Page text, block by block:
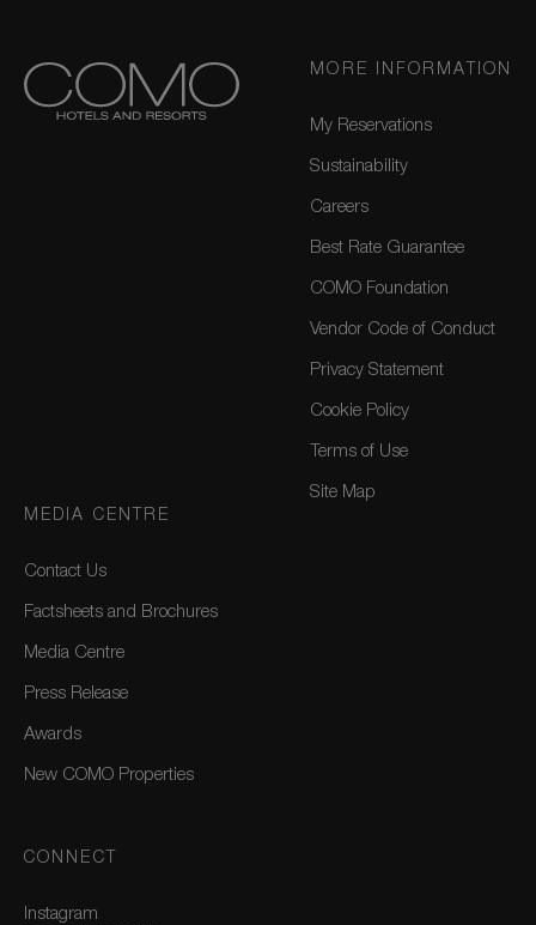
MORE INFORMATION
My Reservations
Sustainability
Careers
Best Rate Guarantee
COMO Foundation
Vendor Code of Conduct
Privacy Statement
Cookie Policy
Terms of Use
Site Map
MEDIA CENTRE
Contact Us
Factsheets and Brochures
Media Centre
Press Release
Awards
New COMO Properties
CONNECT
Instagram